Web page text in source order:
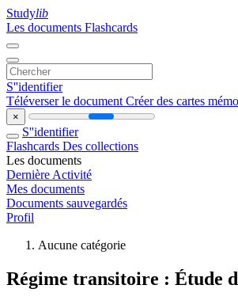
Studylib
Les documents Flashcards
S''identifier
Téléverser le document Créer des cartes
×
S''identifier
Flashcards Des collections
Les documents
Dernière Activité
Mes documents
Documents sauvegardés
Profil
Aucune catégorie
Régime transitoire : Étude